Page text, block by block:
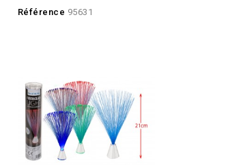
Référence 95631